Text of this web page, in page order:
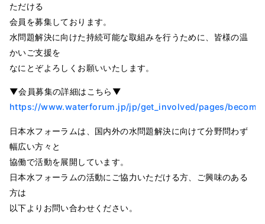
ただける
会員を募集しております。
水問題解決に向けた持続可能な取組みを行うために、皆様の温
かいご支援を
なにとぞよろしくお願いいたします。
▼会員募集の詳細はこちら▼
https://www.waterforum.jp/jp/get_involved/pages/
日本水フォーラムは、国内外の水問題解決に向けて分野問わず
幅広い方々と
協働で活動を展開しています。
日本水フォーラムの活動にご協力いただける方、ご興味のある
方は
以下よりお問い合わせください。